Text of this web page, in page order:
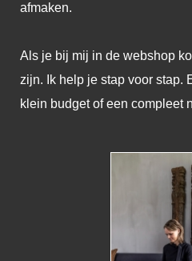
afmaken.
Als je bij mij in de webshop
zijn. Ik help je stap voor stap.
klein budget of een compleet